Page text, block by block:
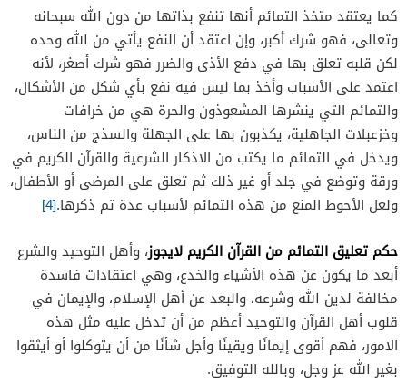
كما يعتقد متخذ التمائم أنها تنفع بذاتها من دون الله سبحانه
وتعالى، فهو شرك أكبر، وإن اعتقد أن النفع يأتي من الله وحده
لكن قلبه تعلق بها في دفع الأذى والضرر فهو شرك أصغر، لأنه
اعتمد على الأسباب وأخذ بما ليس فيه نفع بأي شكل من الأشكال،
والتمائم التي ينشرها المشعوذون والحرة هي من خرافات
وخزعبلات الجاهلية، يكذبون بها على الجهلة والسذج من الناس،
ويدخل في التمائم ما يكتب من الاذكار الشرعية والقرآن الكريم في
ورقة وتوضع في جلد أو غير ذلك ثم تعلق على المرضى أو الأطفال،
ولعل الأحوط المنع من هذه التمائم لأسباب عدة تم ذكرها.[4]
حكم تعليق التمائم من القرآن الكريم لايجوز، وأهل التوحيد والشرع
أبعد ما يكون عن هذه الأشياء والخدع، وهي اعتقادات فاسدة
مخالفة لدين الله وشرعه، والبعد عن أهل الإسلام، والإيمان في
قلوب أهل القرآن والتوحيد أعظم من أن تدخل عليه مثل هذه
الامور، فهم أقوى إيمانًا ويقينًا وأجل شأنًا من أن يتوكلوا أو أيثقوا
بغير الله عز وجل، وبالله التوفيق.